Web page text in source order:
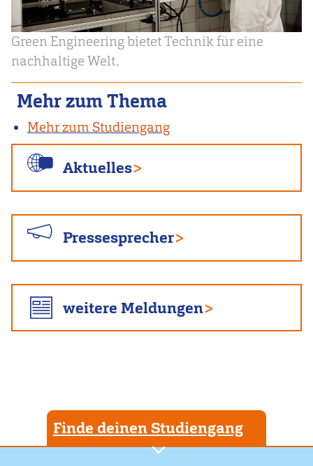
Green Engineering bietet Technik für eine
nachhaltige Welt.
Mehr zum Thema
Mehr zum Studiengang
Aktuelles
Pressesprecher
weitere Meldungen
Finde deinen Studiengang